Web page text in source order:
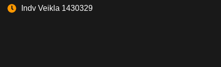
Indv Veikla 1430329